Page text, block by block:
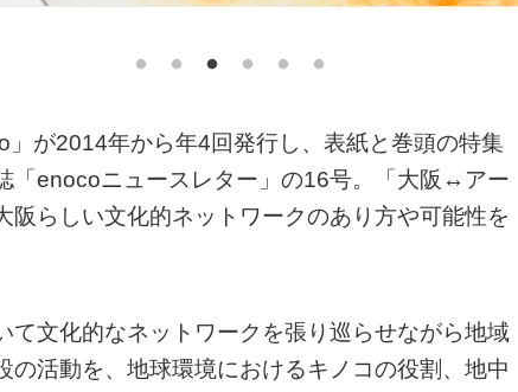
が2014年から年4回発行し、表紙と巻頭の特集
「enocoニュースレター」の16号。「大阪↔アー
らしい文化的ネットワークのあり方や可能性を
て文化的なネットワークを張り巡らせながら地域
活動を、地球環境におけるキノコの役割、地中